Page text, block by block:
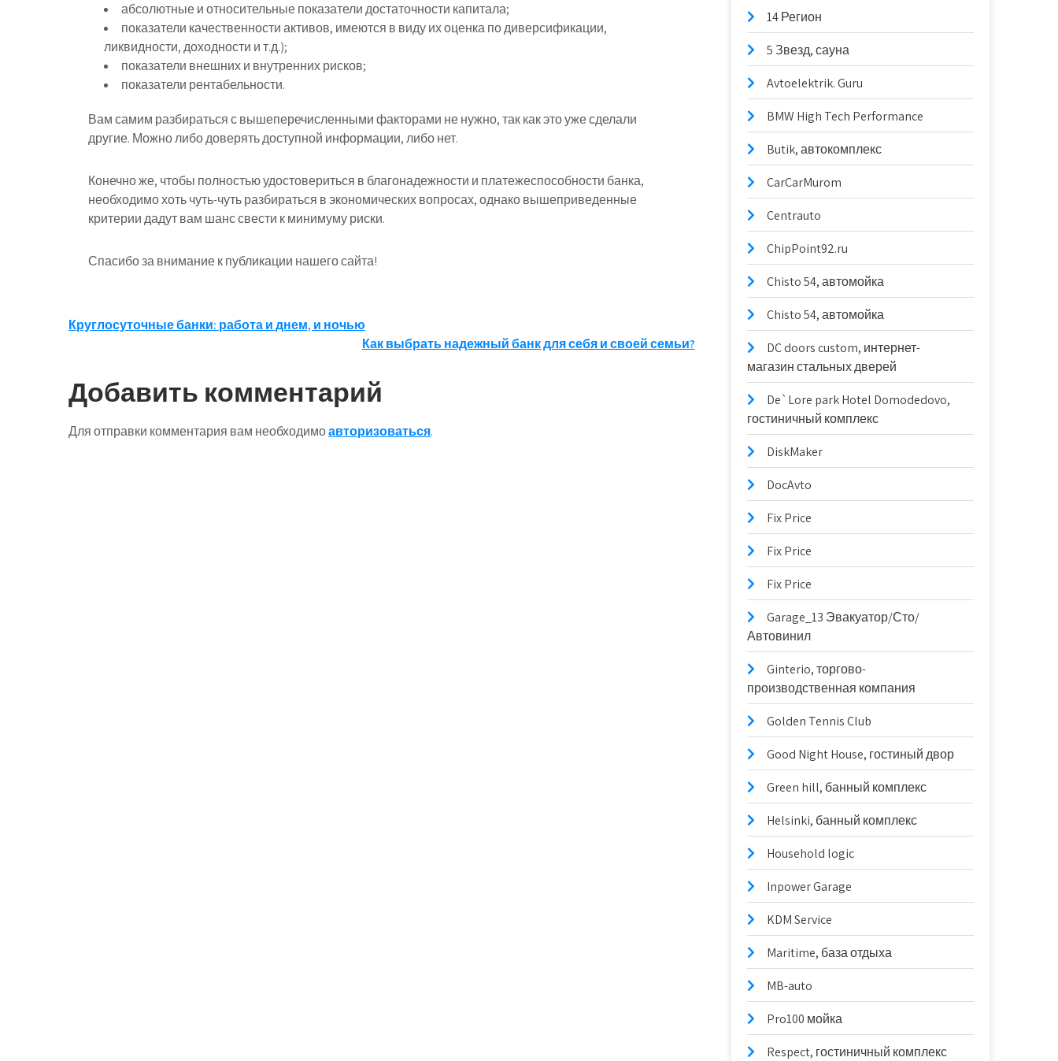
абсолютные и относительные показатели достаточности капитала;
показатели качественности активов, имеются в виду их оценка по диверсификации,
ликвидности, доходности и т.д.);
показатели внешних и внутренних рисков;
показатели рентабельности.
Вам самим разбираться с вышеперечисленными факторами не нужно, так как это уже сделали
другие. Можно либо доверять доступной информации, либо нет.
Конечно же, чтобы полностью удостовериться в благонадежности и платежеспособности банка,
необходимо хоть чуть-чуть разбираться в экономических вопросах, однако вышеприведенные
критерии дадут вам шанс свести к минимуму риски.
Спасибо за внимание к публикации нашего сайта!
Навигация
записям
Круглосуточные банки: работа и днем, и ночью
Как выбрать надежный банк для себя и своей семьи?
Добавить комментарий
Для отправки комментария вам необходимоавторизоваться.
14 Регион
5 Звезд, сауна
Avtoelektrik. Guru
BMW High Tech Performance
Butik, автокомплекс
CarCarMurom
Centrauto
ChipPoint92.ru
Chisto 54, автомойка
Chisto 54, автомойка
DC doors custom, интернет-
магазин стальных дверей
De`Lore park Hotel Domodedovo,
гостиничный комплекс
DiskMaker
DocAvto
Fix Price
Fix Price
Fix Price
Garage_13 Эвакуатор/Сто/
Автовинил
Ginterio, торгово-
производственная компания
Golden Tennis Club
Good Night House, гостиный двор
Green hill, банный комплекс
Helsinki, банный комплекс
Household logic
Inpower Garage
KDM Service
Maritime, база отдыха
MB-auto
Pro100 мойка
Respect, гостиничный комплекс